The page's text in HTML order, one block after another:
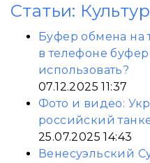
Статьи:
Буфер обмена на
в телефоне
использовать?
07.12.2025 11:37
Фото и видео:
российский
25.07.2025 14:43
Венесуэльский